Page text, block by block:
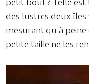
petit bout ? Telle
des lustres deux îles
mesurant qu'à peine
petite taille ne les